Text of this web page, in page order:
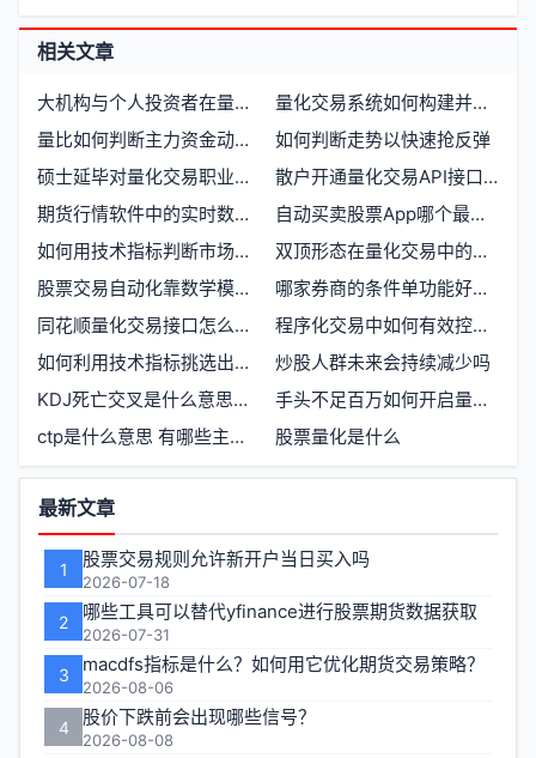
相关文章
大机构与个人投资者在量化交易中各自的优势是什么
量化交易系统如何构建并实现稳定盈利
量比如何判断主力资金动向与买卖时机
如何判断走势以快速抢反弹
硕士延毕对量化交易职业发展有必要吗
散户开通量化交易API接口有哪些门槛要求
期货行情软件中的实时数据流与交易决策机制
自动买卖股票App哪个最好？如何选择支持定价卖出功能的炒股软件
如何用技术指标判断市场趋势
双顶形态在量化交易中的价格行为信号
股票交易自动化靠数学模型确定买卖点需要自己编程吗
哪家券商的条件单功能好用如何开户选择指南
同花顺量化交易接口怎么开通和使用
程序化交易中如何有效控制风险与保持系统稳定
如何利用技术指标挑选出获利50%以上的股票
炒股人群未来会持续减少吗
KDJ死亡交叉是什么意思，如何判断与应对
手头不足百万如何开启量化交易通道
ctp是什么意思 有哪些主要用途和特点
股票量化是什么
功
能
区
最新文章
1 股票交易规则允许新开户当日买入吗
2026-07-18
2 哪些工具可以替代yfinance进行股票期货数据获取
2026-07-31
3 macdfs指标是什么？如何用它优化期货交易策略？
2026-08-06
4 股价下跌前会出现哪些信号？
2026-08-08